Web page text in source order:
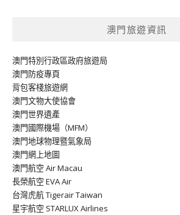
澳門旅遊資訊
澳門特別行政區政府旅遊局
澳門防疫專頁
背包客棧旅遊網
澳門文物大使協會
澳門世界遺產
澳門國際機場（MFM）
澳門地球物理暨氣象局
澳門網上地圖
澳門航空 Air Macau
長榮航空 EVA Air
台灣虎航 Tigerair Taiwan
星宇航空 STARLUX Airlines